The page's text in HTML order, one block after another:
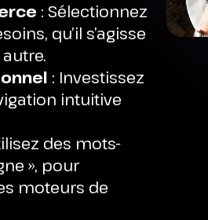
: Sélectionnez
qu’il s’agisse
: Investissez
intuitive
des mots-
», pour
moteurs de